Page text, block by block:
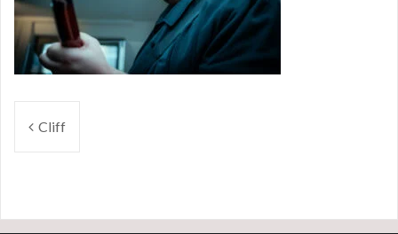
Beitragsnavigation
Cliff